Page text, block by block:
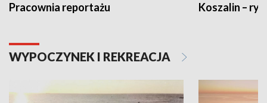
Pracownia reportażu Koszalin –
WYPOCZYNEK I REKREACJA